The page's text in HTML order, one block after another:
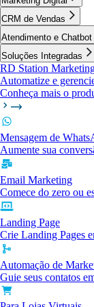
CRM de Vendas
Atendimento e Chatbot
Soluções Integradas
RD Station
Automatize e
Conheça mais o
Mensagem de
Aumente sua
Email Marketing
Comece do zero ou
Landing Page
Crie Landing Pages
Automação de
Guie seus contatos